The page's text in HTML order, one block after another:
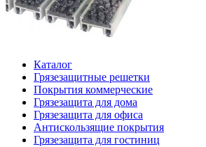
Каталог
Грязезащитные решетки
Покрытия коммерческие
Грязезащита для дома
Грязезащита для офиса
Антискользящие покрытия
Грязезащита для гостиниц